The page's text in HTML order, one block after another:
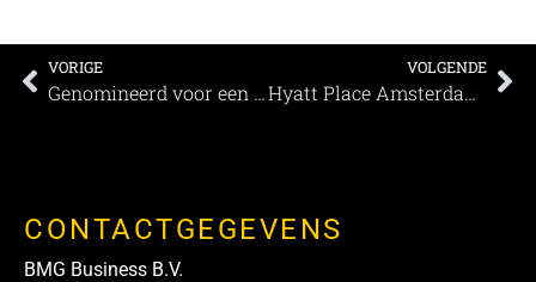
VORIGE
Genomineerd voor een MEETINGS Award: Laurenskerk Rotterdam
VOLGENDE
Hyatt Place Amsterdam Airport tovert vergaderzaal om in ingerichte livestudio
CONTACTGEGEVENS
BMG Business B.V.